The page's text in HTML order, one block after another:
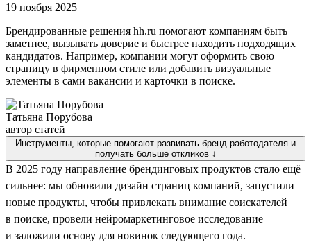
19 ноября 2025
Брендированные решения hh.ru помогают компаниям быть
заметнее, вызывать доверие и быстрее находить подходящих
кандидатов. Например, компании могут оформить свою
страницу в фирменном стиле или добавить визуальные
элементы в сами вакансии и карточки в поиске.
Татьяна Порубова
автор статей
Инструменты, которые помогают развивать бренд работодателя и
получать больше откликов ↓
В 2025 году направление брендинговых продуктов стало ещё
сильнее: мы обновили дизайн страниц компаний, запустили
новые продукты, чтобы привлекать внимание соискателей
в поиске, провели нейромаркетинговое исследование
и заложили основу для новинок следующего года.